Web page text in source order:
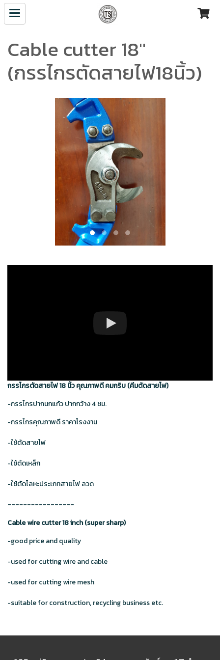
Cable cutter 18"
(กรรไกรตัดสายไฟ18นิ้ว)
กรรไกรตัดสายไฟ 18 นิ้ว คุณภาพดี คมกริบ (คีมตัดสายไฟ)
-กรรไกรปากนกแก้ว ปากกว้าง 4 ซม.
-กรรไกรคุณภาพดี ราคาโรงงาน
-ใช้ตัดสายไฟ
-ใช้ตัดเหล็ก
-ใช้ตัดโลหะประเภทสายไฟ ลวด
_________________
Cable wire cutter 18 inch (super sharp)
-good price and quality
-used for cutting wire and cable
-used for cutting wire mesh
-suitable for construction, recycling business etc.